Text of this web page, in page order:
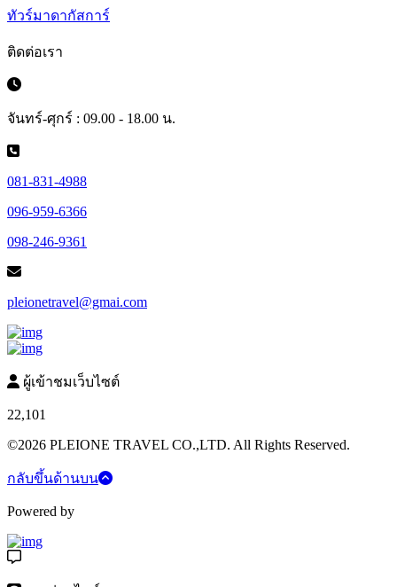
ทัวร์มาดากัสการ์
ติดต่อเรา
จันทร์-ศุกร์ : 09.00 - 18.00 น.
081-831-4988
096-959-6366
098-246-9361
pleionetravel@gmai.com
ผู้เข้าชมเว็บไซต์
22,101
©2026 PLEIONE TRAVEL CO.,LTD. All Rights Reserved.
กลับขึ้นด้านบน
Powered by